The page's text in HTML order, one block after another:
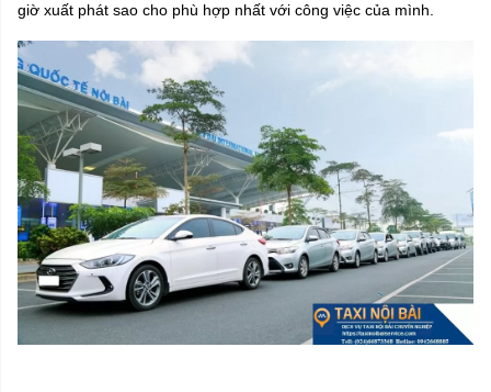
giờ xuất phát sao cho phù hợp nhất với công việc của mình.